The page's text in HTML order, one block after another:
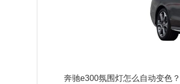
奔驰e300氛围灯怎么自动变色？